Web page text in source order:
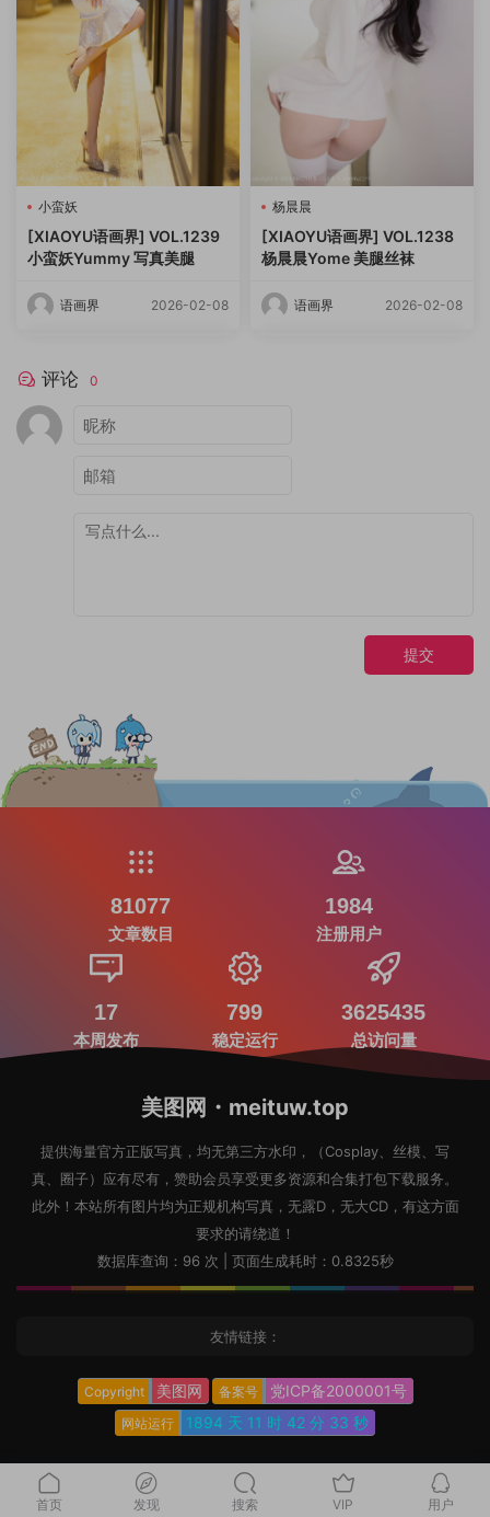
小蛮妖
[XIAOYU语画界] VOL.1239
小蛮妖Yummy 写真美腿
语画界 2026-02-08
杨晨晨
[XIAOYU语画界] VOL.1238
杨晨晨Yome 美腿丝袜
语画界 2026-02-08
评论 0
提交
81077
文章数目
1984
注册用户
17
本周发布
799
稳定运行
3625435
总访问量
美图网・meituw.top
提供海量官方正版写真，均无第三方水印，（Cosplay、丝模、写
真、圈子）应有尽有，赞助会员享受更多资源和合集打包下载服务。
此外！本站所有图片均为正规机构写真，无露D，无大CD，有这方面
要求的请绕道！
数据库查询：96 次 | 页面生成耗时：0.8325秒
友情链接：
Copyright 美图网 备案号 党ICP备2000001号
网站运行 1894 天 11 时 42 分 34 秒
首页 发现 搜索 VIP 用户